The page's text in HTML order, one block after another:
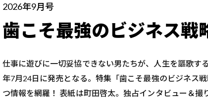
2026年9月号
歯こそ最強のビジネス戦
仕事に遊びに一切妥協できない男たちが、人生を謳歌す
年7月24日に発売となる。特集「歯こそ最強のビジネス
つ情報を網羅！ 表紙は町田啓太。独占インタビュー＆撮